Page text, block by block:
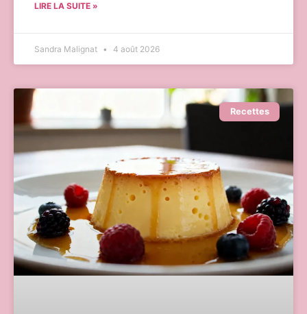
LIRE LA SUITE »
Sandra Malignat 4 août 2026
Recettes